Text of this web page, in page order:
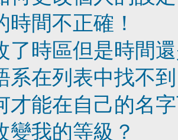
時間不正確！
了時區但是時間
系在列表中找不
才能在自己的名
變我的等級？